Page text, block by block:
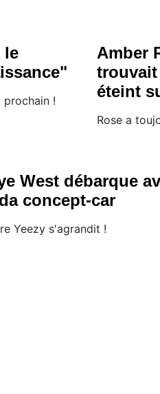
le
prochain !
Amber
éteint
Rose a
West débarque
concept-car
Yeezy s'agrandit !